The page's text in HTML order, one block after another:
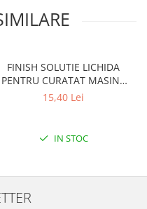
FINISH SOLUTIE LICHIDA
PENTRU CURATAT MASINA
DE SPALAT VASE 250ML
15,40 Lei
IN STOC